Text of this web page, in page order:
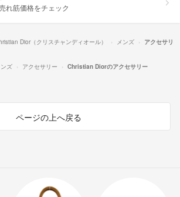
れ筋価格をチェック
Dior（クリスチャンディオール） メンズ
アクセサリ
ンズ アクセサリー Christian Diorのアクセサリー
ページの上へ戻る